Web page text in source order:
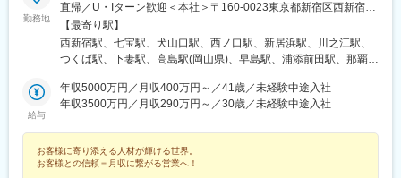
勤務地
直帰／U・Iターン歓迎＜本社＞〒160-0023東京都新宿区西新宿五
丁目1番1号 住友不動産新宿ファーストタワー3階※転居を伴う転
勤はありません。■その他勤務地・都内23区、関東のプロジェク
ト先やご希望の全国
【最寄り駅】
西新宿駅、七宝駅、犬山口駅、西ノ口駅、新居浜駅、川之江駅、
つくば駅、下妻駅、高島駅(岡山県)、早島駅、浦添前田駅、那覇空
くりこま高原駅、長町一丁目駅、宇治駅(奈良線)、久津川駅、山城
青谷駅、天ケ瀬駅、有佐駅、吉井駅(群馬県)、前橋大島駅、広駅、
駅(三重県)、三瀬谷駅、南鳥海駅、鶴岡駅、赤湯駅、奈古駅、日野
駅(滋賀県)、堅田駅、近江長岡駅、十文字駅、扇田駅、三ツ境駅、
給与
年収5000万円／月収400万円～／41歳／未経験中途入社
年収3500万円／月収290万円～／30歳／未経験中途入社
お客様に寄り添える人材が輝ける世界。
お客様との信頼＝月収に繋がる営業へ！